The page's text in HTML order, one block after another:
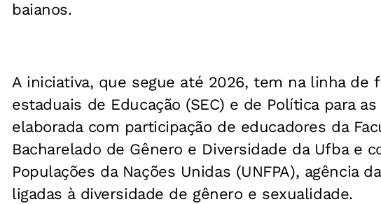
baianos.
A iniciativa, que segue até 2026, tem na linha de
estaduais de Educação (SEC) e de Política para
elaborada com participação de educadores da
Bacharelado de Gênero e Diversidade da Ufba e
Populações da Nações Unidas (UNFPA), agência
ligadas à diversidade de gênero e sexualidade.